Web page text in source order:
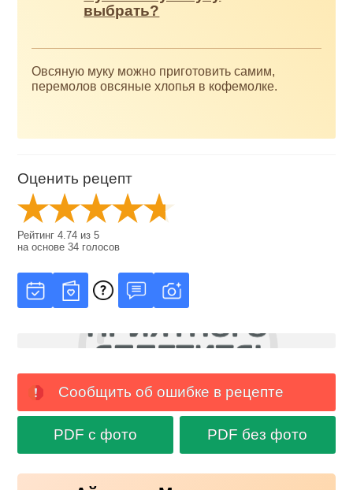
выбрать?
Овсяную муку можно приготовить самим,
перемолов овсяные хлопья в кофемолке.
Оценить рецепт
Рейтинг4.74 из5
на основе34 голосов
Сообщить об ошибке в рецепте
PDF с фото PDF без фото